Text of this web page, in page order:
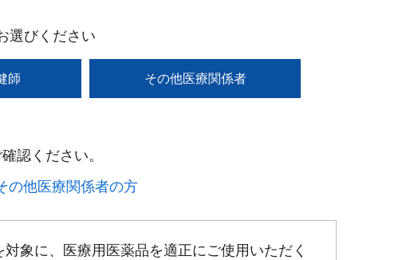
選びください
師 その他医療関係者
認ください。​
の他医療関係者の方​
対象に、医療用医薬品を適正にご使用いただく